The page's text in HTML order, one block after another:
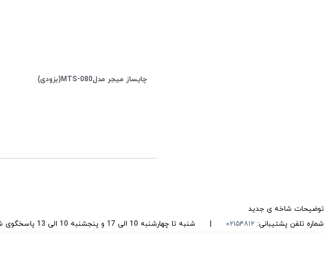
چایساز میجر مدلMTS-080(بزودی)
توضیحات شاخه ی جدید
شماره تلفن پشتیبانی: ۰۲۱۵۴۸۱۲ شنبه تا چهارشنبه 10 الی 17 و پنجشنبه 10 الی 13 پاسخگوی شما هستیم